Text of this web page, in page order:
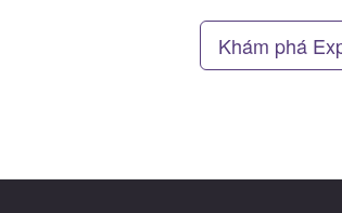
Khám phá